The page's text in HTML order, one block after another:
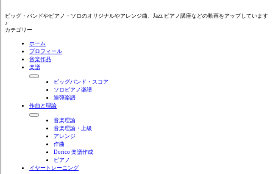
ビッグ・バンドやピアノ・ソロのオリジナルやアレンジ曲、Jazz ピアノ講座などの動画をアップしています
♪
カテゴリー
ホーム
プロフィール
音楽作品
楽譜
ビッグバンド・スコア
ソロピアノ楽譜
連弾楽譜
作曲と理論
音楽理論
音楽理論・上級
アレンジ
作曲
Dorico 楽譜作成
ピアノ
イヤートレーニング